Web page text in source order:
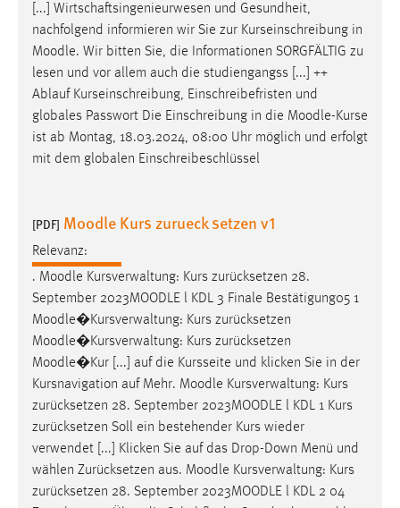
[...] Wirtschaftsingenieurwesen und Gesundheit,
nachfolgend informieren wir Sie zur Kurseinschreibung in
Moodle. Wir bitten Sie, die Informationen SORGFÄLTIG zu
lesen und vor allem auch die studiengangss [...] ++
Ablauf Kurseinschreibung, Einschreibefristen und
globales Passwort Die Einschreibung in die Moodle-Kurse
ist ab Montag, 18.03.2024, 08:00 Uhr möglich und erfolgt
mit dem globalen Einschreibeschlüssel
[PDF] Moodle Kurs zurueck setzen v1
Relevanz:
. Moodle Kursverwaltung: Kurs zurücksetzen 28.
September 2023MOODLE l KDL 3 Finale Bestätigung05 1
Moodle�Kursverwaltung: Kurs zurücksetzen
Moodle�Kursverwaltung: Kurs zurücksetzen
Moodle�Kur [...] auf die Kursseite und klicken Sie in der
Kursnavigation auf Mehr. Moodle Kursverwaltung: Kurs
zurücksetzen 28. September 2023MOODLE l KDL 1 Kurs
zurücksetzen Soll ein bestehender Kurs wieder
verwendet [...] Klicken Sie auf das Drop-Down Menü und
wählen Zurücksetzen aus. Moodle Kursverwaltung: Kurs
zurücksetzen 28. September 2023MOODLE l KDL 2 04
Cookie Laufzeit:
3 Monate
EXTERNE MEDIEN
Um Inhalte von Videoplattformen und Social Media
Plattformen anzeigen zu können, werden von diesen
YouTube
Vimeo